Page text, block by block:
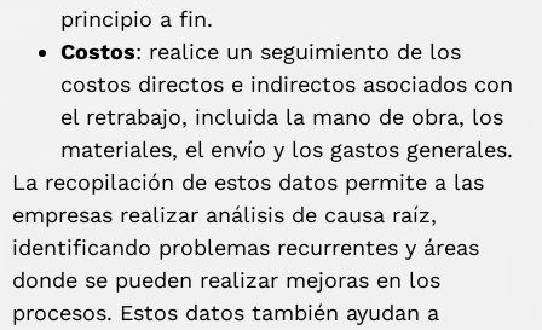
principio a fin.
Costos: realice un seguimiento de los
costos directos e indirectos asociados con
el retrabajo, incluida la mano de obra, los
materiales, el envío y los gastos generales.
La recopilación de estos datos permite a las
empresas realizar análisis de causa raíz,
identificando problemas recurrentes y áreas
donde se pueden realizar mejoras en los
procesos. Estos datos también ayudan a